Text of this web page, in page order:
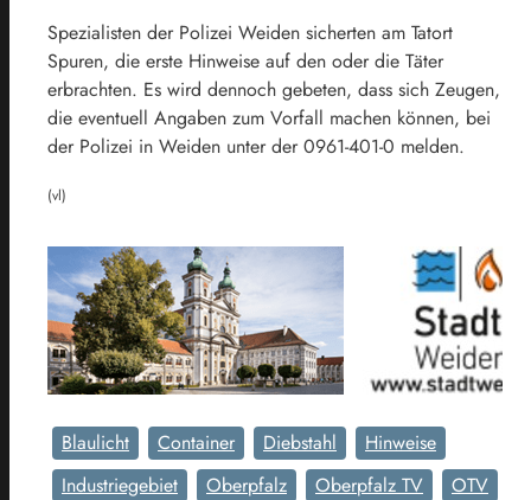
Spezialisten der Polizei Weiden sicherten am Tatort
Spuren, die erste Hinweise auf den oder die Täter
erbrachten. Es wird dennoch gebeten, dass sich Zeugen,
die eventuell Angaben zum Vorfall machen können, bei
der Polizei in Weiden unter der 0961-401-0 melden.
(vl)
Blaulicht Container Diebstahl
Hinweise
Industriegebiet
Oberpfalz Oberpfalz TV
OTV